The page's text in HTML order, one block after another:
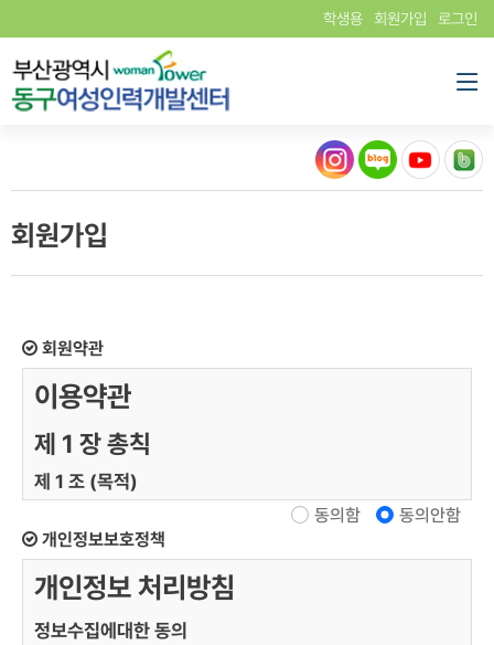
학생용 회원가입 로그인
회원가입
회원약관
이용약관
제 1 장 총칙
제 1 조 (목적)
이 약관은 여성부 지원 동구여성인력개발센터(이하 '센터')가 제공하는
서비스(이하 '서비스')의 이용조건 및 절차에 관한 사항을 규정함을 목적
으로 합니다.
제 2조 (용어 정의)
동의함
동의안함
개인정보보호정책
개인정보 처리방침
정보수집에대한 동의